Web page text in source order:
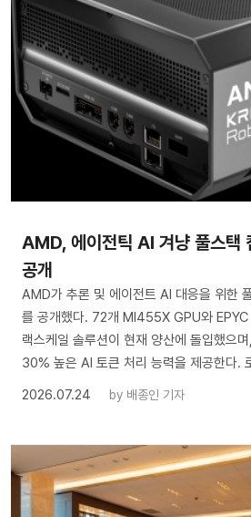
AMD, 에이전틱 AI 겨냥 풀스택
공개
AMD가 추론 및 에이전트 AI 대응을 위한
를 공개했다. 72개 MI455X GPU와 EPYC
랙스케일 솔루션이 현재 양산에 돌입했으
30% 높은 AI 토큰 처리 능력을 제공한다.
2026.07.24
by 배종인 기자